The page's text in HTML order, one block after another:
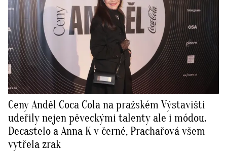
Ceny Anděl Coca Cola na pražském Výstavišti
udeřily nejen pěveckými talenty ale i módou.
Decastelo a Anna K v černé, Prachařová všem
vytřela zrak